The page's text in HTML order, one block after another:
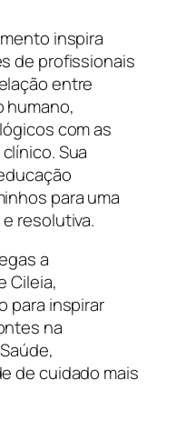
inspira
de profissionais
entre
humano,
com as
Sua
para uma
resolutiva.
a
Cileia,
para inspirar
na
de cuidado mais